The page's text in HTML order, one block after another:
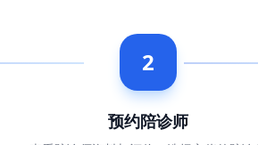
2
预约陪诊师